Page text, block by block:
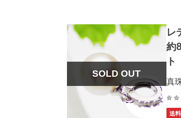
SOLD OUT
レ
約
ト
真
送